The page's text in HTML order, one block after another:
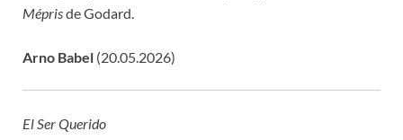
Méprisde Godard.
Arno Babel (20.05.2026)
El Ser Querido